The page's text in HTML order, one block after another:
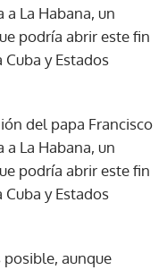
La Habana, un
podría abrir este fin
y Estados
del papa Francisco
La Habana, un
podría abrir este fin
y Estados
posible, aunque